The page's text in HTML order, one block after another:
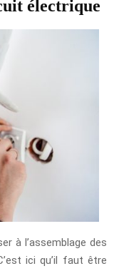
électrique
à l’assemblage des
ici qu’il faut être